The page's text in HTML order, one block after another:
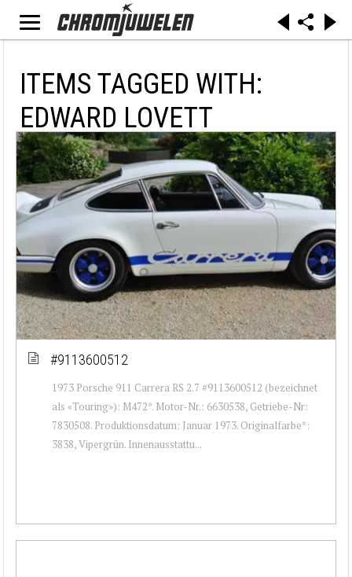
ITEMS TAGGED WITH:
EDWARD LOVETT
#9113600512
1973 Porsche 911 Carrera RS 2.7 #9113600512 (bezeichnet
als «Touring»): M472*. Motor-Nr.: 6630538, Getriebe-Nr:
7830508. Produktionsdatum: Januar 1973. Originalfarbe*:
3838, Vipergrün. Innenausstattu...